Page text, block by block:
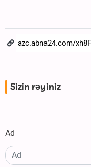
Sizin rəyiniz
Ad